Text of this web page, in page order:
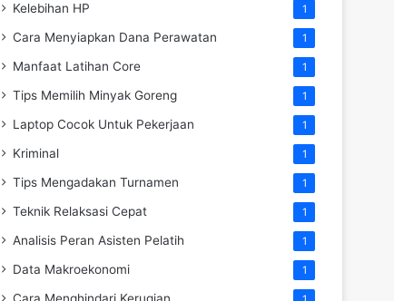
Kelebihan HP 1
Cara Menyiapkan Dana Perawatan 1
Manfaat Latihan Core 1
Tips Memilih Minyak Goreng 1
Laptop Cocok Untuk Pekerjaan 1
Kriminal 1
Tips Mengadakan Turnamen 1
Teknik Relaksasi Cepat 1
Analisis Peran Asisten Pelatih 1
Data Makroekonomi 1